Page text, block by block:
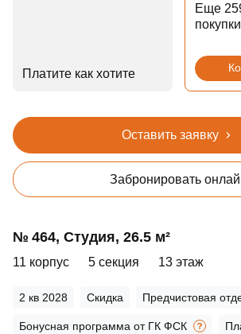
Платите как хотите
Еще
покупки
Оставить заявку
Забронировать
№ 464, Студия, 26.5 м²
11 корпус 5 секция 13 этаж
2 кв 2028 Скидка Предчистовая
Бонусная программа от ГК ФСК